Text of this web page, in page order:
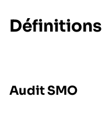
Définitions
Audit SMO